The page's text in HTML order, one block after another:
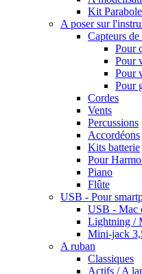
Kit Parabole
A poser sur
Capteurs
Pour
Pour
Pour
Pour
Cordes
Vents
Percussions
Accordéons
Kits batterie
Pour
Piano
Flûte
USB - Pour
USB - Mac
Lightning /
Mini-jack
A ruban
Classiques
Actifs / A